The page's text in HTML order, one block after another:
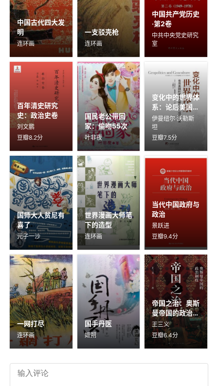
中国古代四大发
明
连环画
一支驳壳枪
连环画
中国共产党历史
·第2卷
中共中央党史研究
室
百年清史研究
史：政治史卷
刘文鹏
豆瓣8.2分
国民老公带回
家：偷吻55次
叶非夜
变化中的世界体
系：论后美国时
期的地缘政治与
地缘文化
伊曼纽尔·沃勒斯
坦
豆瓣7.5分
国师大人贫尼有
喜了
元子一沙
世界漫画大师笔
下的造型
连环画
当代中国政府与
政治
景跃进
豆瓣9.4分
一网打尽
连环画
国手丹医
姬朔
帝国之治：奥斯
曼帝国的政治制
度
王三义
豆瓣6.4分